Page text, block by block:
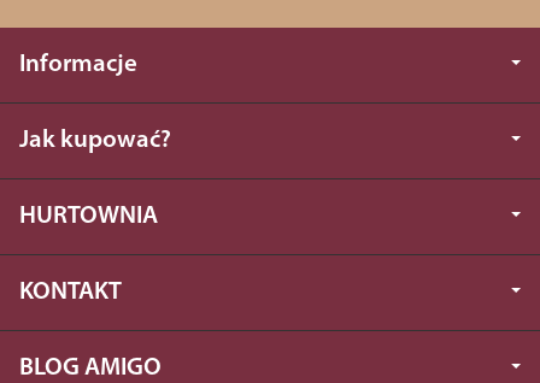
Informacje
Jak kupować?
HURTOWNIA
KONTAKT
BLOG AMIGO